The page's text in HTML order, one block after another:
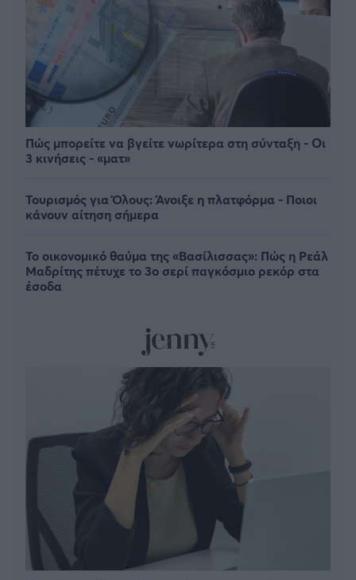
Πώς μπορείτε να βγείτε νωρίτερα στη σύνταξη - Οι
3 κινήσεις - «ματ»
Τουρισμός για Όλους: Άνοιξε η πλατφόρμα - Ποιοι
κάνουν αίτηση σήμερα
Το οικονομικό θαύμα της «Βασίλισσας»: Πώς η Ρεάλ
Μαδρίτης πέτυχε το 3ο σερί παγκόσμιο ρεκόρ στα
έσοδα